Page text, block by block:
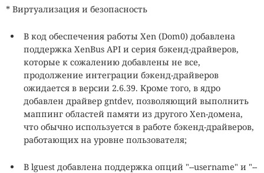
* Виртуализация и безопасность
В код обеспечения работы Xen (Dom0) добавлена
поддержка XenBus API и серия бэкенд-драйверов,
которые к сожалению добавлены не все,
продолжение интеграции бэкенд-драйверов
ожидается в версии 2.6.39. Кроме того, в ядро
добавлен драйвер gntdev, позволяющий выполнить
маппинг областей памяти из другого Xen-домена,
что обычно используется в работе бэкенд-драйверов,
работающих на уровне пользователя;
В lguest добавлена поддержка опций "--username" и "--